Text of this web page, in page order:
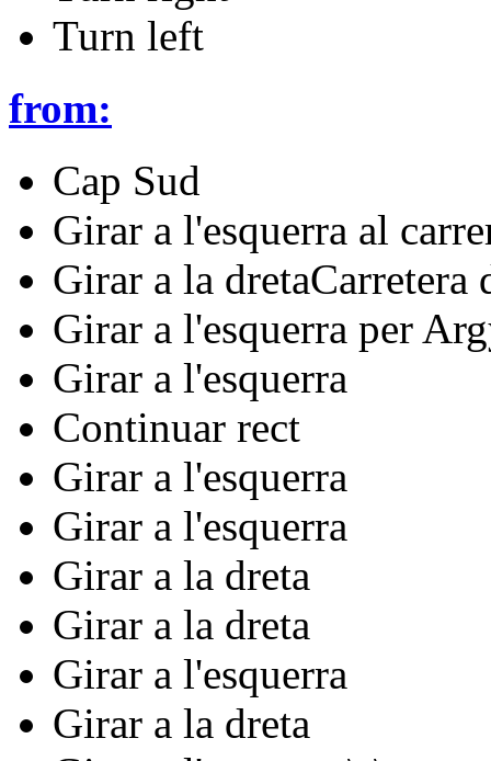
Turn left
from:
Cap Sud
Girar a l'esquerra al
Girar a la dretaCarretera
Girar a l'esquerra per
Girar a l'esquerra
Continuar rect
Girar a l'esquerra
Girar a l'esquerra
Girar a la dreta
Girar a la dreta
Girar a l'esquerra
Girar a la dreta